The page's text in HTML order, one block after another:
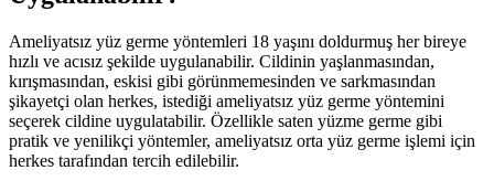
Ameliyatsız yüz germe yöntemleri 18 yaşını doldurmuş her bireye
hızlı ve acısız şekilde uygulanabilir. Cildinin yaşlanmasından,
kırışmasından, eskisi gibi görünmemesinden ve sarkmasından
şikayetçi olan herkes, istediği ameliyatsız yüz germe yöntemini
seçerek cildine uygulatabilir. Özellikle saten yüzme germe gibi
pratik ve yenilikçi yöntemler, ameliyatsız orta yüz germe işlemi için
herkes tarafından tercih edilebilir.